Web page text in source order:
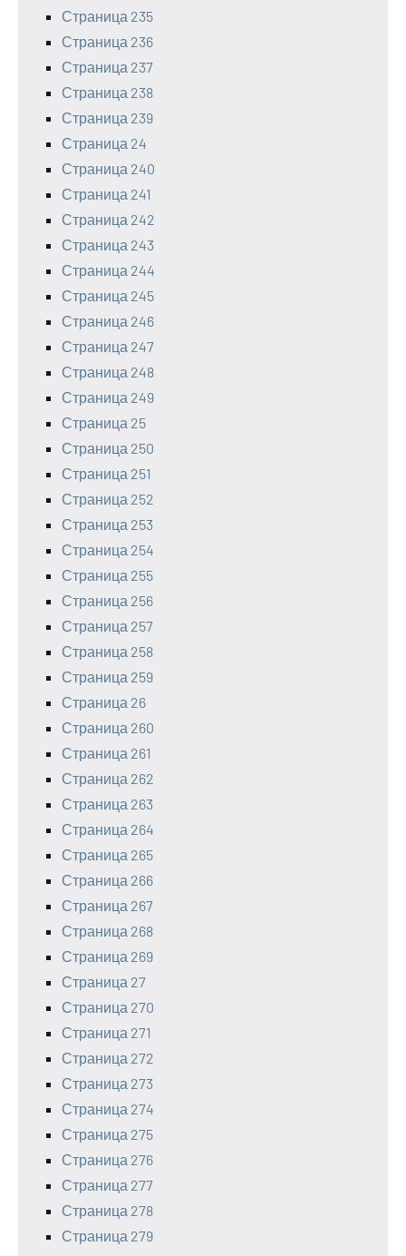
Страница 235
Страница 236
Страница 237
Страница 238
Страница 239
Страница 24
Страница 240
Страница 241
Страница 242
Страница 243
Страница 244
Страница 245
Страница 246
Страница 247
Страница 248
Страница 249
Страница 25
Страница 250
Страница 251
Страница 252
Страница 253
Страница 254
Страница 255
Страница 256
Страница 257
Страница 258
Страница 259
Страница 26
Страница 260
Страница 261
Страница 262
Страница 263
Страница 264
Страница 265
Страница 266
Страница 267
Страница 268
Страница 269
Страница 27
Страница 270
Страница 271
Страница 272
Страница 273
Страница 274
Страница 275
Страница 276
Страница 277
Страница 278
Страница 279